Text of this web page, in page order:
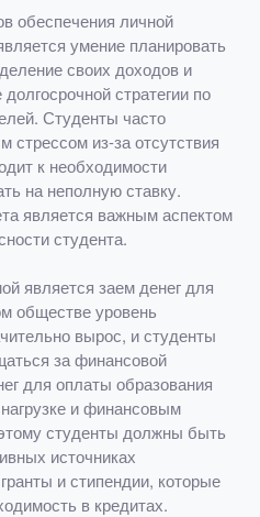
обеспечения личной
умение планировать
своих доходов и
стратегии по
Студенты часто
из-за отсутствия
к необходимости
на неполную ставку.
является важным аспектом
студента.
является заем денег для
обществе уровень
вырос, и студенты
за финансовой
для оплаты образования
и финансовым
студенты должны быть
источниках
и стипендии, которые
в кредитах.